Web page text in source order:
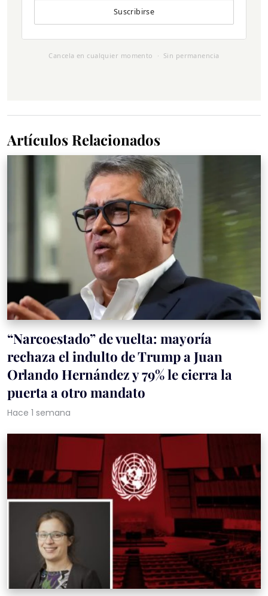
Suscribirse
Cancela en cualquier momento · Sin permanencia
Artículos Relacionados
“Narcoestado” de vuelta: mayoría
rechaza el indulto de Trump a Juan
Orlando Hernández y 79% le cierra la
puerta a otro mandato
Hace 1 semana